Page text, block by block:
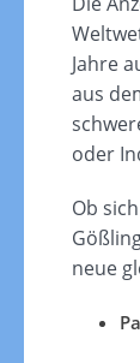
Jahre
aus
oder
Ob
neue